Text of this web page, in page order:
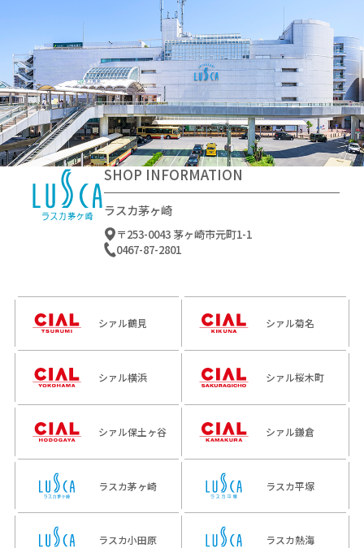
SHOP INFORMATION
ラスカ茅ヶ崎
〒253-0043 茅ヶ崎市元町1-1
0467-87-2801
シァル鶴見 シァル菊名
シァル横浜 シァル桜木町
シァル保土ヶ谷 シァル鎌倉
ラスカ茅ヶ崎 ラスカ平塚
ラスカ小田原 ラスカ熱海